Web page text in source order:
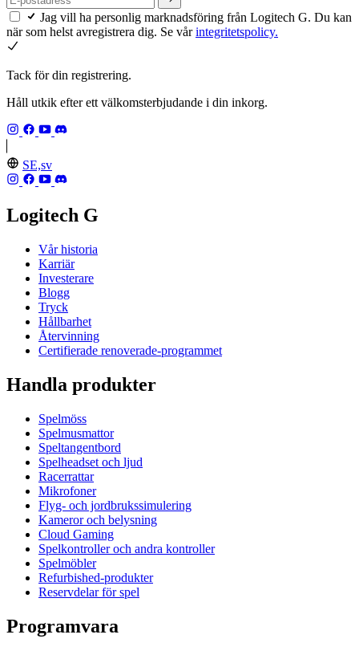
Jag vill ha personlig marknadsföring från Logitech G. Du kan
när som helst avregistrera dig. Se vårintegritetspolicy.
Tack för din registrering.
Håll utkik efter ett välkomsterbjudande i din inkorg.
SE,sv
Logitech G
Vår historia
Karriär
Investerare
Blogg
Tryck
Hållbarhet
Återvinning
Certifierade renoverade-programmet
Handla produkter
Spelmöss
Spelmusmattor
Speltangentbord
Spelheadset och ljud
Racerrattar
Mikrofoner
Flyg- och jordbrukssimulering
Kameror och belysning
Cloud Gaming
Spelkontroller och andra kontroller
Spelmöbler
Refurbished-produkter
Reservdelar för spel
Programvara